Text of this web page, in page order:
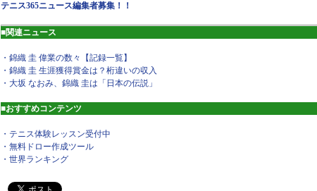
テニス365ニュース編集者募集！！
■関連ニュース
・錦織 圭 偉業の数々【記録一覧】
・錦織 圭 生涯獲得賞金は？桁違いの収入
・大坂 なおみ、錦織 圭は「日本の伝説」
■おすすめコンテンツ
・テニス体験レッスン受付中
・無料ドロー作成ツール
・世界ランキング